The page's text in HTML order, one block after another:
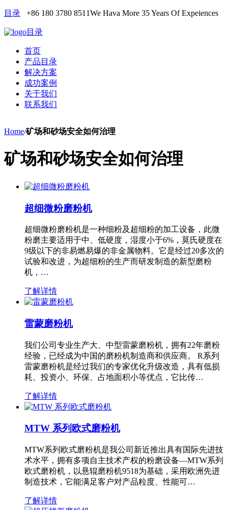
目录 +86 180 3780 8511We Hava More 35 Years Of Expeiences
目录
首页
产品目录
解决方案
成功案例
关于我们
联系我们
Home/矿场和砂场安全如何治理
矿场和砂场安全如何治理
超细微粉磨粉机
超细微粉磨粉机是一种细粉及超细粉的加工设备，此微
粉磨主要适用于中、低硬度，湿度小于6%，莫氏硬度在
9级以下的非易燃易爆的非金属物料。它是经过20多次的
试验和改进，为超细粉的生产而研发制造的新型磨粉
机，…
了解详情
雷蒙磨粉机
我们公司专业生产大、中型雷蒙磨粉机，拥有22年磨粉
经验，已经成为中国的磨粉机制造商和供应商。 R系列
雷蒙磨粉机是经过我们的专家优化升级改造，具有低损
耗、投资小、环保、占地面积小等优点，它比传…
了解详情
MTW 系列欧式磨粉机
MTW系列欧式磨粉机是我公司新近推出具有国际先进技
术水平，拥有多项自主技术产权的粉磨设备—MTW系列
欧式磨粉机，以悬辊磨粉机9518为基础，采用欧洲先进
制造技术，它能满足客户对产品粒度、性能可…
了解详情